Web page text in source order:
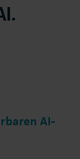
AI-